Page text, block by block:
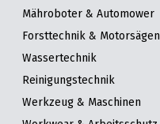
Mähroboter & Automower
Forsttechnik & Motorsägen
Wassertechnik
Reinigungstechnik
Werkzeug & Maschinen